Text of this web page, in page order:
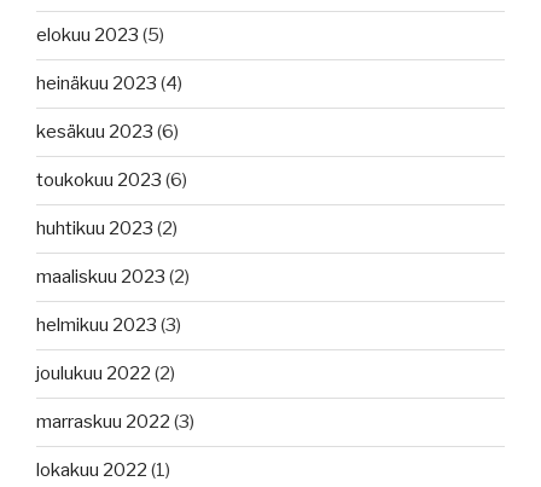
elokuu 2023 (5)
heinäkuu 2023 (4)
kesäkuu 2023 (6)
toukokuu 2023 (6)
huhtikuu 2023 (2)
maaliskuu 2023 (2)
helmikuu 2023 (3)
joulukuu 2022 (2)
marraskuu 2022 (3)
lokakuu 2022 (1)